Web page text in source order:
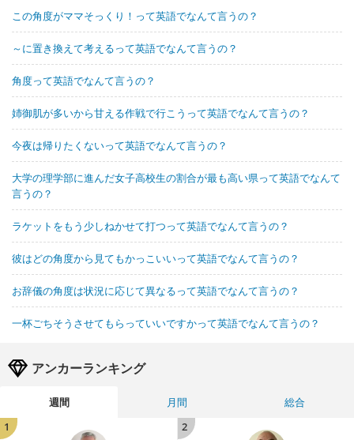
この角度がママそっくり！って英語でなんて言うの？
～に置き換えて考えるって英語でなんて言うの？
角度って英語でなんて言うの？
姉御肌が多いから甘える作戦で行こうって英語でなんて言うの？
今夜は帰りたくないって英語でなんて言うの？
大学の理学部に進んだ女子高校生の割合が最も高い県って英語でなんて
言うの？
ラケットをもう少しねかせて打つって英語でなんて言うの？
彼はどの角度から見てもかっこいいって英語でなんて言うの？
お辞儀の角度は状況に応じて異なるって英語でなんて言うの？
一杯ごちそうさせてもらっていいですかって英語でなんて言うの？
アンカーランキング
週間 月間
総合
1
2